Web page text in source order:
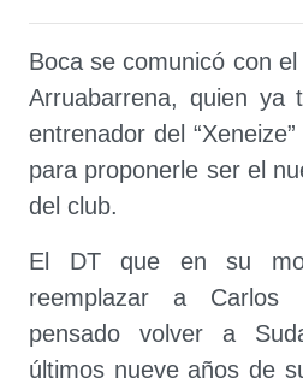
Boca se comunicó con
Arruabarrena, quien ya
entrenador del
para proponerle ser el
del club.
El DT que en su
reemplazar a Carlos
pensado volver a
últimos nueve años de